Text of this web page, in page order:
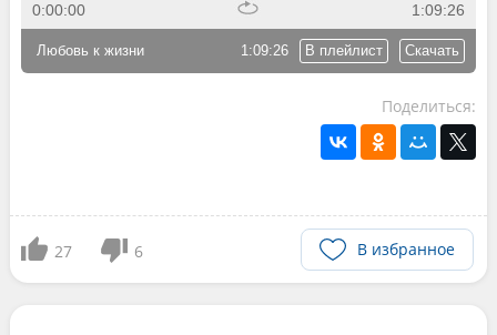
0:00:00 1:09:26
1:09:26 В плейлист Скачать
Любовь к жизни
Поделиться:
27 6 В избранное